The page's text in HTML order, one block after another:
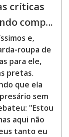
críticas
comp...
e,
roupa de
para ele,
pretas.
que ela
sem
"Estou
aqui não
tanto eu